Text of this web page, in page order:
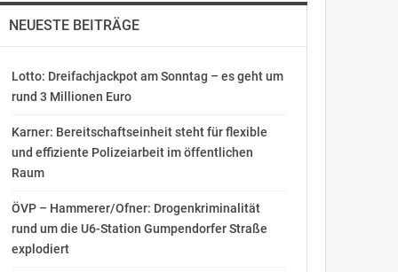
NEUESTE BEITRÄGE
Lotto: Dreifachjackpot am Sonntag – es geht um
rund 3 Millionen Euro
Karner: Bereitschaftseinheit steht für flexible
und effiziente Polizeiarbeit im öffentlichen
Raum
ÖVP – Hammerer/Ofner: Drogenkriminalität
rund um die U6-Station Gumpendorfer Straße
explodiert